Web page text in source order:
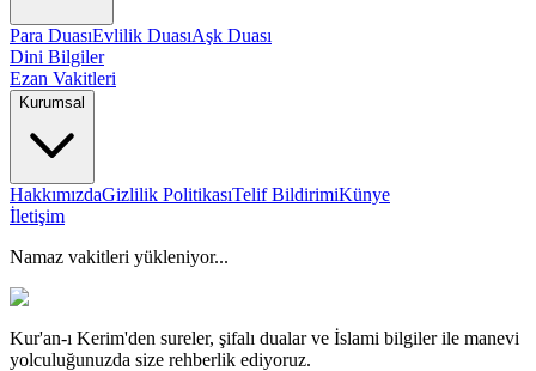
Para DuasıEvlilik DuasıAşk Duası
Dini Bilgiler
Ezan Vakitleri
Kurumsal
HakkımızdaGizlilik PolitikasıTelif BildirimiKünye
İletişim
Namaz vakitleri yükleniyor...
Kur'an-ı Kerim'den sureler, şifalı dualar ve İslami bilgiler ile manevi
yolculuğunuzda size rehberlik ediyoruz.